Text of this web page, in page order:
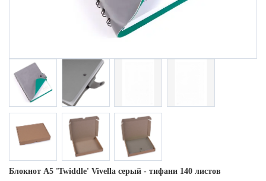
Блокнот А5 'Twiddle' Vivella cерый - тифани 140 листов